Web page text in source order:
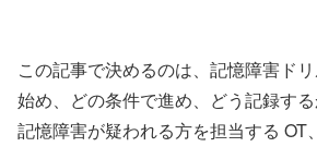
この記事で決めるのは、記憶障害ド
始め、どの条件で進め、どう記録する
記憶障害が疑われる方を担当する OT